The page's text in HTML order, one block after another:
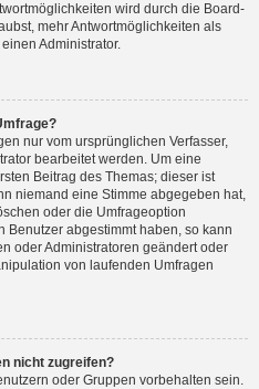
wird durch die Board-
mehr Antwortmöglichkeiten als
Administrator.
nur vom ursprünglichen Verfasser,
bearbeitet werden. Um eine
Beitrag des Themas; dieser ist
niemand eine Stimme abgegeben hat,
oder die Umfrageoption
abgestimmt haben, so kann
oder Administratoren geändert oder
von laufenden Umfragen
nicht zugreifen?
oder Gruppen vorbehalten sein.